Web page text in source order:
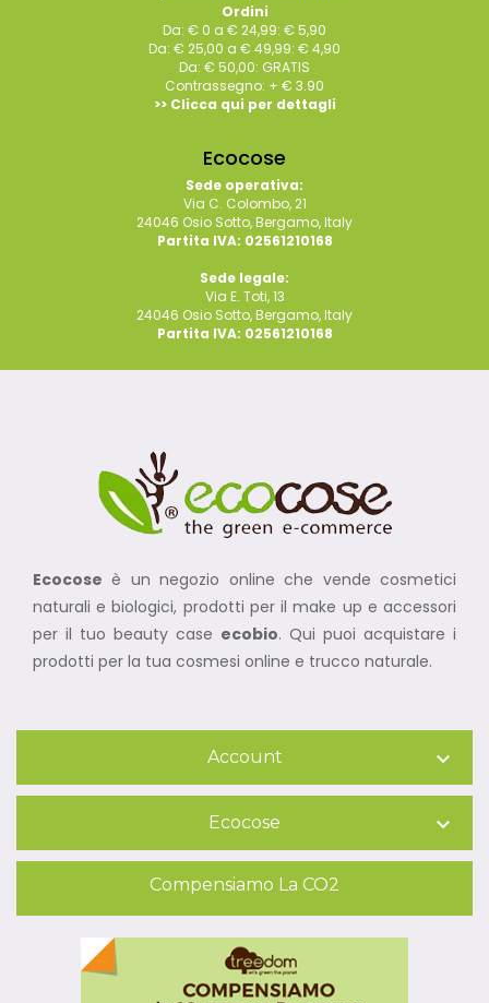
Ordini
Da: € 0 a € 24,99: € 5,90
Da: € 25,00 a € 49,99: € 4,90
Da: € 50,00: GRATIS
Contrassegno: + € 3.90
>> Clicca qui per dettagli
Ecocose
Sede operativa:
Via C. Colombo, 21
24046 Osio Sotto, Bergamo, Italy
Partita IVA: 02561210168
Sede legale:
Via E. Toti, 13
24046 Osio Sotto, Bergamo, Italy
Partita IVA: 02561210168
Ecocose è un negozio online che vende cosmetici
naturali e biologici, prodotti per il make up e accessori
per il tuo beauty case ecobio. Qui puoi acquistare i
prodotti per la tua cosmesi online e trucco naturale.
Account 
Ecocose 
Compensiamo La CO2